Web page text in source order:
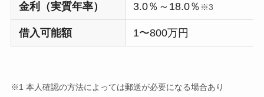
金利（実質年率） 3.0％～18.0％ ※3
借入可能額 1〜800万円
※1 本人確認の方法によっては郵送が必要になる場合あり